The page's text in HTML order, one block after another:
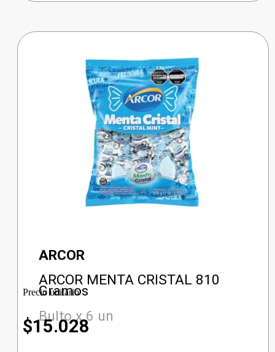
ARCOR
ARCOR MENTA CRISTAL 810
Gramos
Bulto x 6 un
Precio unitario
$15.028